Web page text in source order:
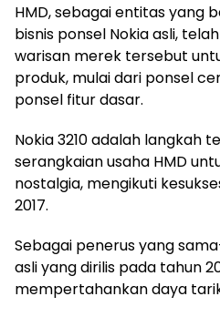
HMD, sebagai entitas yang
bisnis ponsel Nokia asli,
warisan merek tersebut
produk, mulai dari ponsel
ponsel fitur dasar.
Nokia 3210 adalah langkah
serangkaian usaha HMD
nostalgia, mengikuti
2017.
Sebagai penerus yang
asli yang dirilis pada tahun
mempertahankan daya